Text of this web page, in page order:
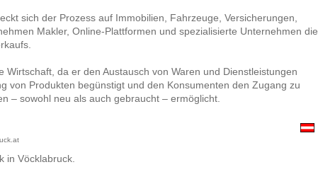
sich der Prozess auf Immobilien, Fahrzeuge, Versicherungen,
Makler, Online-Plattformen und spezialisierte Unternehmen die
da er den Austausch von Waren und Dienstleistungen
von Produkten begünstigt und den Konsumenten den Zugang zu
– sowohl neu als auch gebraucht – ermöglicht.
in Vöcklabruck.